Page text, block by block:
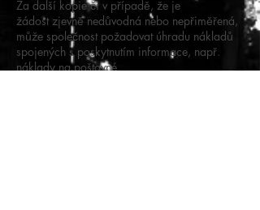
Za další kopie či v případě, že je
žádost zjevně nedůvodná nebo nepřiměřená,
může společnost požadovat úhradu nákladů
spojených s poskytnutím informace, např.
náklady na poštovné.